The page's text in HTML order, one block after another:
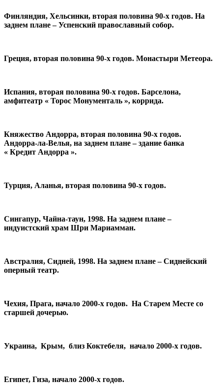
Финляндия, Хельсинки, вторая половина 90-х годов. На
заднем плане – Успенский православный собор.
Греция, вторая половина 90-х годов. Монастыри Метеора.
Испания, вторая половина 90-х годов. Барселона,
амфитеатр « Торос Монументаль », коррида.
Княжество Андорра, вторая половина 90-х годов.
Андорра-ла-Велья, на заднем плане – здание банка
« Кредит Андорра ».
Турция, Аланья, вторая половина 90-х годов.
Сингапур, Чайна-таун, 1998. На заднем плане –
индуистский храм Шри Мариамман.
Австралия, Сидней, 1998. На заднем плане – Сиднейский
оперный театр.
Чехия, Прага, начало 2000-х годов. На Старем Месте со
старшей дочерью.
Украина, Крым, близ Коктебеля, начало 2000-х годов.
Египет, Гиза, начало 2000-х годов.